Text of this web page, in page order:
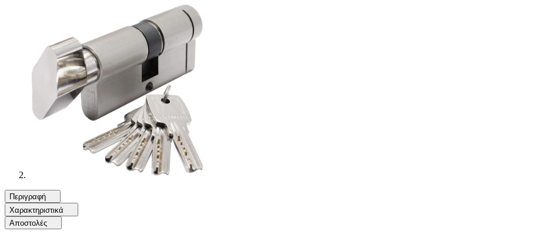
Περιγραφή
Χαρακτηριστικά
Αποστολές